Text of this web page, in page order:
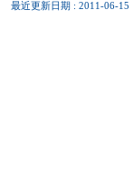
最近更新日期 : 2011-06-15